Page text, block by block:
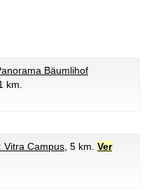
Bäumlihof
km.
: Vitra Campus , 5 km. Ver